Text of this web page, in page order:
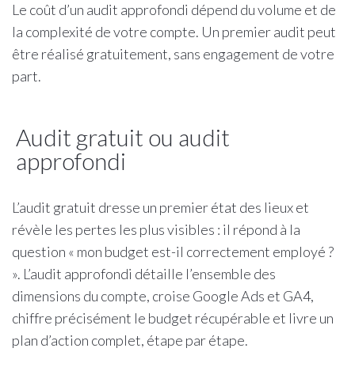
Le coût d’un audit approfondi dépend du volume et de
la complexité de votre compte. Un premier audit peut
être réalisé gratuitement, sans engagement de votre
part.
Audit gratuit ou audit
approfondi
L’audit gratuit dresse un premier état des lieux et
révèle les pertes les plus visibles : il répond à la
question « mon budget est-il correctement employé ?
». L’audit approfondi détaille l’ensemble des
dimensions du compte, croise Google Ads et GA4,
chiffre précisément le budget récupérable et livre un
plan d’action complet, étape par étape.